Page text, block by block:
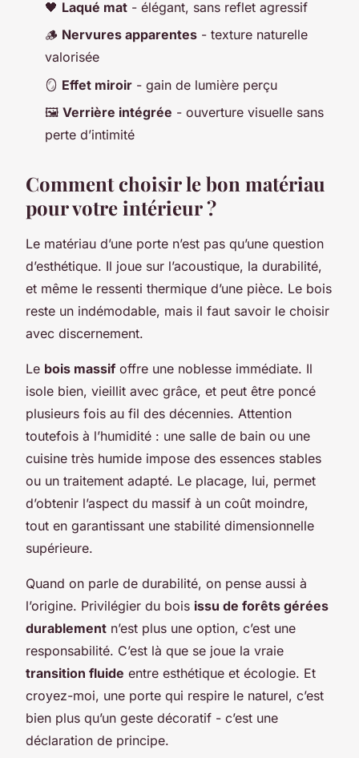
🖤 Laqué mat - élégant, sans reflet agressif
🪵 Nervures apparentes - texture naturelle
valorisée
🪞 Effet miroir - gain de lumière perçu
🖼️ Verrière intégrée - ouverture visuelle sans
perte d’intimité
Comment choisir le bon matériau
pour votre intérieur ?
Le matériau d’une porte n’est pas qu’une question
d’esthétique. Il joue sur l’acoustique, la durabilité,
et même le ressenti thermique d’une pièce. Le bois
reste un indémodable, mais il faut savoir le choisir
avec discernement.
Le bois massif offre une noblesse immédiate. Il
isole bien, vieillit avec grâce, et peut être poncé
plusieurs fois au fil des décennies. Attention
toutefois à l’humidité : une salle de bain ou une
cuisine très humide impose des essences stables
ou un traitement adapté. Le placage, lui, permet
d’obtenir l’aspect du massif à un coût moindre,
tout en garantissant une stabilité dimensionnelle
supérieure.
Quand on parle de durabilité, on pense aussi à
l’origine. Privilégier du bois issu de forêts gérées
durablement n’est plus une option, c’est une
responsabilité. C’est là que se joue la vraie
transition fluide entre esthétique et écologie. Et
croyez-moi, une porte qui respire le naturel, c’est
bien plus qu’un geste décoratif - c’est une
déclaration de principe.